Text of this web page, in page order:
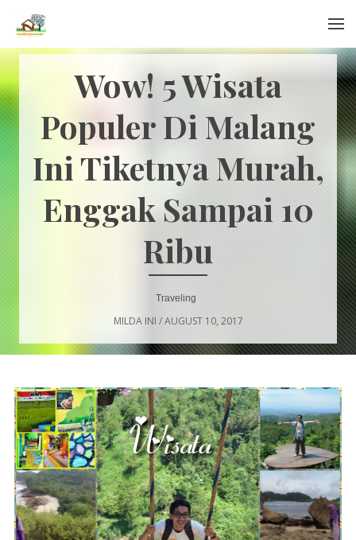
Wow! 5 Wisata
Populer Di Malang
Ini Tiketnya Murah,
Enggak Sampai 10
Ribu
Traveling
MILDA INI /AUGUST 10, 2017